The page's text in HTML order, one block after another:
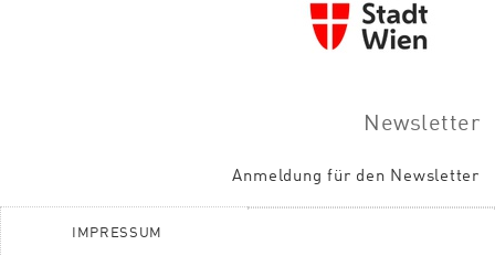
Newsletter
Anmeldung für den Newsletter
IMPRESSUM